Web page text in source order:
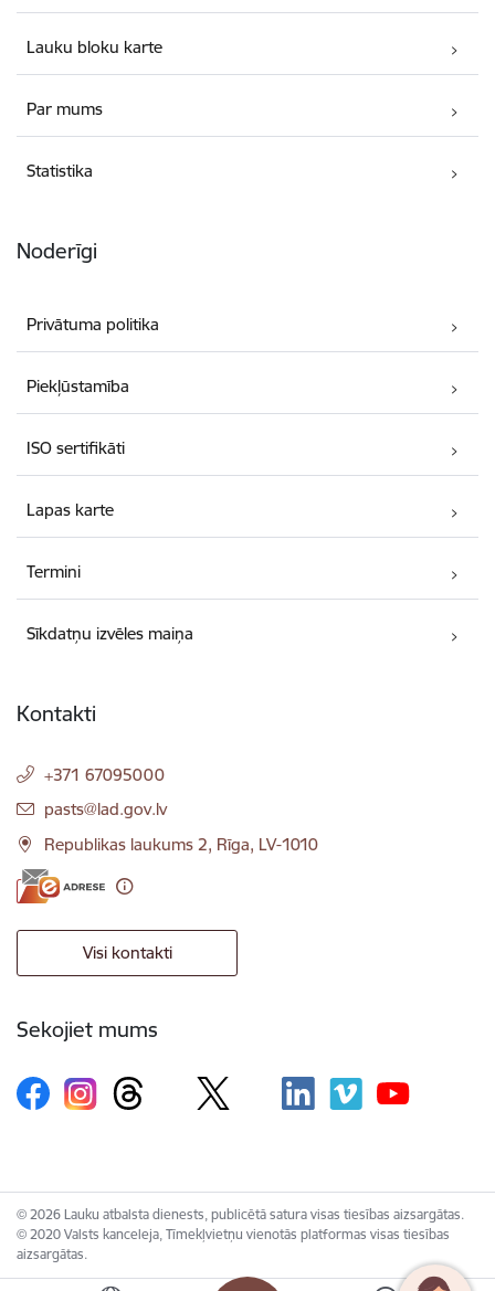
Lauku bloku karte
Par mums
Statistika
Noderīgi
Privātuma politika
Piekļūstamība
ISO sertifikāti
Lapas karte
Termini
Sīkdatņu izvēles maiņa
Kontakti
+371 67095000
E-pasts:
pasts@lad.gov.lv
Republikas laukums 2, Rīga, LV-1010
Visi kontakti
Sekojiet mums
© 2026 Lauku atbalsta dienests, publicētā satura visas tiesības aizsargātas.
© 2020 Valsts kanceleja, Tīmekļvietņu vienotās platformas visas tiesības
aizsargātas.